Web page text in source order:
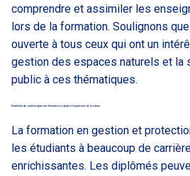
comprendre et assimiler les
lors de la formation. Soulignons
ouverte à tous ceux qui ont un
gestion des espaces naturels et la
public à ces thématiques.
Possibilités de carrières après une formation en gestion et protection de la nature
La formation en gestion et
les étudiants à beaucoup de
enrichissantes. Les diplômés